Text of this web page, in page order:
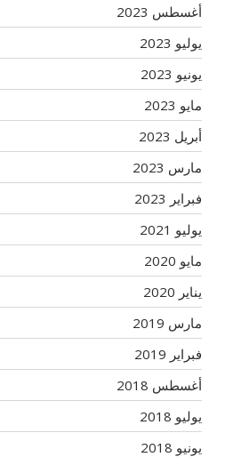
أغسطس 2023
يوليو 2023
يونيو 2023
مايو 2023
أبريل 2023
مارس 2023
فبراير 2023
يوليو 2021
مايو 2020
يناير 2020
مارس 2019
فبراير 2019
أغسطس 2018
يوليو 2018
يونيو 2018